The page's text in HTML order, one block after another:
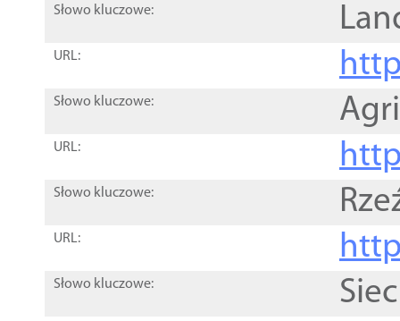
Słowo kluczowe:
URL:
Słowo kluczowe:
URL:
Słowo kluczowe:
URL:
Słowo kluczowe: